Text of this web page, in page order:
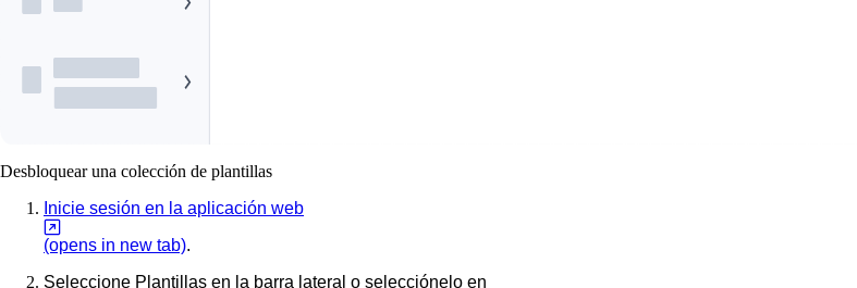
Desbloquear una colección de plantillas
Inicie sesión en la aplicación web
(opens in new tab).
Seleccione Plantillas en la barra lateral o selecciónelo en